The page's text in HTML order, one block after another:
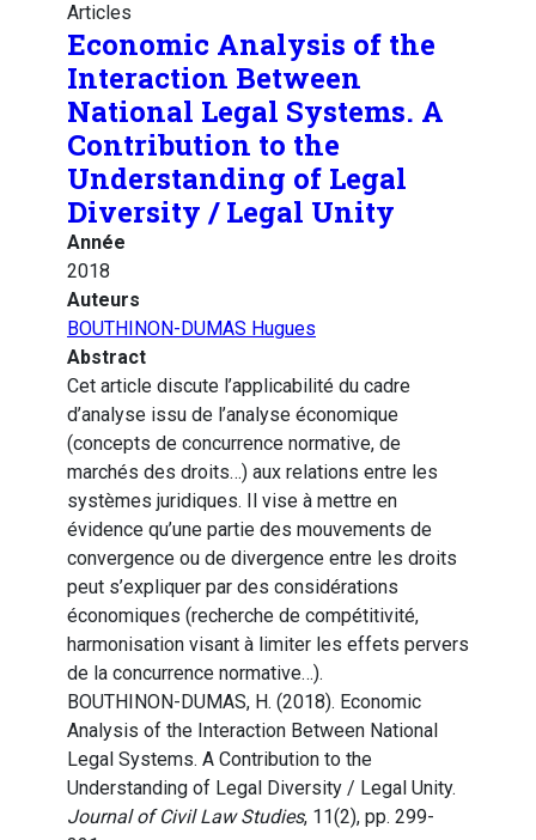
Articles
Economic Analysis of the
Interaction Between
National Legal Systems. A
Contribution to the
Understanding of Legal
Diversity / Legal Unity
Année
2018
Auteurs
BOUTHINON-DUMAS Hugues
Abstract
Cet article discute l’applicabilité du cadre
d’analyse issu de l’analyse économique
(concepts de concurrence normative, de
marchés des droits…) aux relations entre les
systèmes juridiques. Il vise à mettre en
évidence qu’une partie des mouvements de
convergence ou de divergence entre les droits
peut s’expliquer par des considérations
économiques (recherche de compétitivité,
harmonisation visant à limiter les effets pervers
de la concurrence normative…).
BOUTHINON-DUMAS, H. (2018). Economic
Analysis of the Interaction Between National
Legal Systems. A Contribution to the
Understanding of Legal Diversity / Legal Unity.
Journal of Civil Law Studies, 11(2), pp. 299-